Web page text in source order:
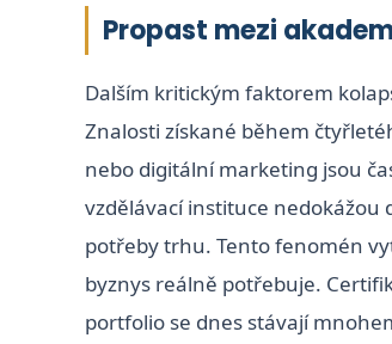
Propast mezi
Dalším kritickým faktorem
Znalosti získané během
nebo digitální marketing jsou
vzdělávací instituce nedokážou
potřeby trhu. Tento fenomén
byznys reálně potřebuje.
portfolio se dnes stávají